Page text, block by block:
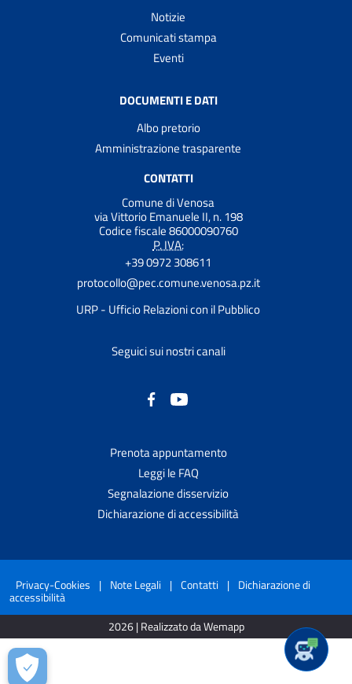
Notizie
Comunicati stampa
Eventi
DOCUMENTI E DATI
Albo pretorio
Amministrazione trasparente
CONTATTI
Comune di Venosa
via Vittorio Emanuele II, n. 198
Codice fiscale 86000090760
P. IVA:
+39 0972 308611
protocollo@pec.comune.venosa.pz.it
URP - Ufficio Relazioni con il Pubblico
Seguici sui nostri canali
Prenota appuntamento
Leggi le FAQ
Segnalazione disservizio
Dichiarazione di accessibilità
Privacy-Cookies | Note Legali | Contatti | Dichiarazione di
accessibilità
2026 | Realizzato da Wemapp